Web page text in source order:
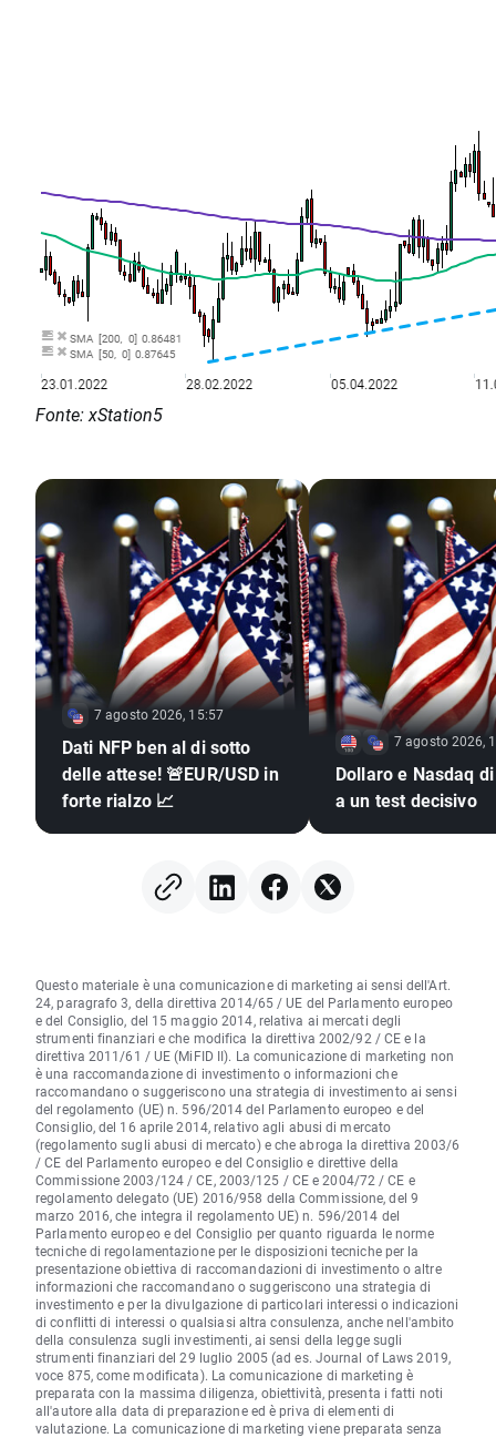
Fonte: xStation5
7 agosto 2026, 15:57
Dati NFP ben al di sotto
delle attese! 🚨EUR/USD in
forte rialzo 📈
7 agosto 2026,
Dollaro e Nasdaq
a un test decisivo
Questo materiale è una comunicazione di marketing ai sensi dell'Art.
24, paragrafo 3, della direttiva 2014/65 / UE del Parlamento europeo
e del Consiglio, del 15 maggio 2014, relativa ai mercati degli
strumenti finanziari e che modifica la direttiva 2002/92 / CE e la
direttiva 2011/61 / UE (MiFID II). La comunicazione di marketing non
è una raccomandazione di investimento o informazioni che
raccomandano o suggeriscono una strategia di investimento ai sensi
del regolamento (UE) n. 596/2014 del Parlamento europeo e del
Consiglio, del 16 aprile 2014, relativo agli abusi di mercato
(regolamento sugli abusi di mercato) e che abroga la direttiva 2003/6
/ CE del Parlamento europeo e del Consiglio e direttive della
Commissione 2003/124 / CE, 2003/125 / CE e 2004/72 / CE e
regolamento delegato (UE) 2016/958 della Commissione, del 9
marzo 2016, che integra il regolamento UE) n. 596/2014 del
Parlamento europeo e del Consiglio per quanto riguarda le norme
tecniche di regolamentazione per le disposizioni tecniche per la
presentazione obiettiva di raccomandazioni di investimento o altre
informazioni che raccomandano o suggeriscono una strategia di
investimento e per la divulgazione di particolari interessi o indicazioni
di conflitti di interessi o qualsiasi altra consulenza, anche nell'ambito
della consulenza sugli investimenti, ai sensi della legge sugli
strumenti finanziari del 29 luglio 2005 (ad es. Journal of Laws 2019,
voce 875, come modificata). La comunicazione di marketing è
preparata con la massima diligenza, obiettività, presenta i fatti noti
all'autore alla data di preparazione ed è priva di elementi di
valutazione. La comunicazione di marketing viene preparata senza